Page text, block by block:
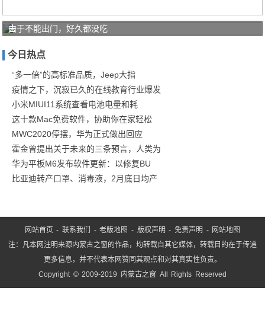
去
本
必
买
的
五
款
零
食
由于不能出门，好久都没吃
今日热点
“多一倍”的高标准品质，Jeep大指
疫情之下，沉寂已久的在线教育行业爆发
小米MIUI11系统查看电池电量和耗
这十款Mac免费软件，协助你在家轻松
MWC2020停摆，华为正式做出回应
霍金曾提出关于未来的三条预言，人类为
华为平板M6发布软件更新：以修复BU
比亚迪转产口罩、消毒液，2月底日均产
网站首页 - 联系我们 -老版地图 - 版权声明 -免责声明 - 网站地图
注：凡本网注明来源内蒙古之窗的作品，均转载自其它媒体，转载目的在于传递
更多信息，并不代表本网赞同其观点和对其真实性负责。
Copyright © 2009-2019 内蒙古之窗 All Rights Reserved